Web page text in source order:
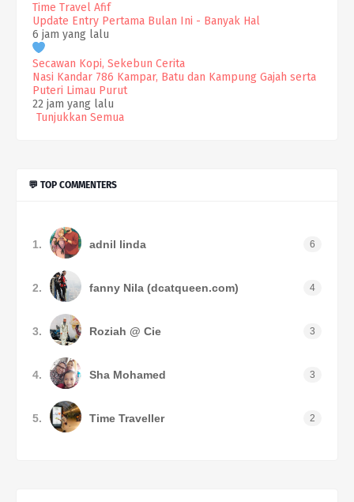
Time Travel Afif
Update Entry Pertama Bulan Ini - Banyak Hal
6 jam yang lalu
Secawan Kopi, Sekebun Cerita
Nasi Kandar 786 Kampar, Batu dan Kampung Gajah serta
Puteri Limau Purut
22 jam yang lalu
Tunjukkan Semua
💬 TOP COMMENTERS
1. adnil linda 6
2. fanny Nila (dcatqueen.com) 4
3. Roziah @ Cie 3
4. Sha Mohamed 3
5. Time Traveller 2